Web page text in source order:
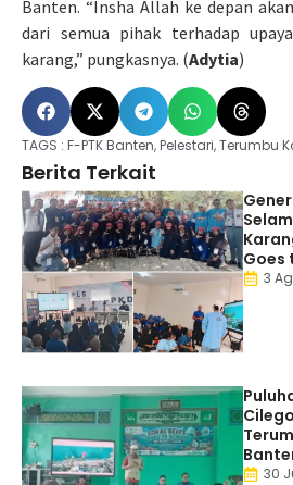
Banten. “Insha Allah ke depan
dari semua pihak terhadap
karang,” pungkasnya. (Adytia)
TAGS : F-PTK Banten,Pelestari,Terumbu
Berita Terkait
Goes
3
30